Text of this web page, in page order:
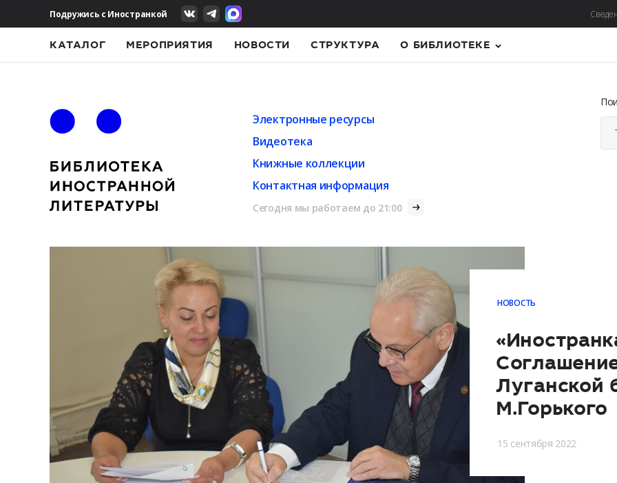
Подружись с Иностранкой
КАТАЛОГ МЕРОПРИЯТИЯ НОВОСТИ СТРУКТУРА О БИБЛИОТЕКЕ
Электронные ресурсы
Видеотека
Книжные коллекции
Контактная информация
Сегодня мы работаем до 21:00
НОВОСТЬ
Луганской
М.Горького
15 сентября 2022